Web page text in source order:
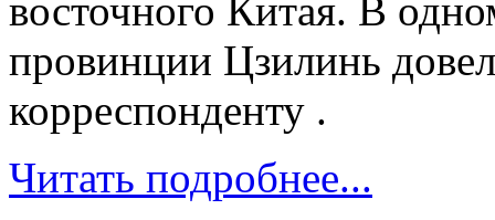
восточного Китая. В
провинции Цзилинь
корреспонденту .
Читать подробнее...